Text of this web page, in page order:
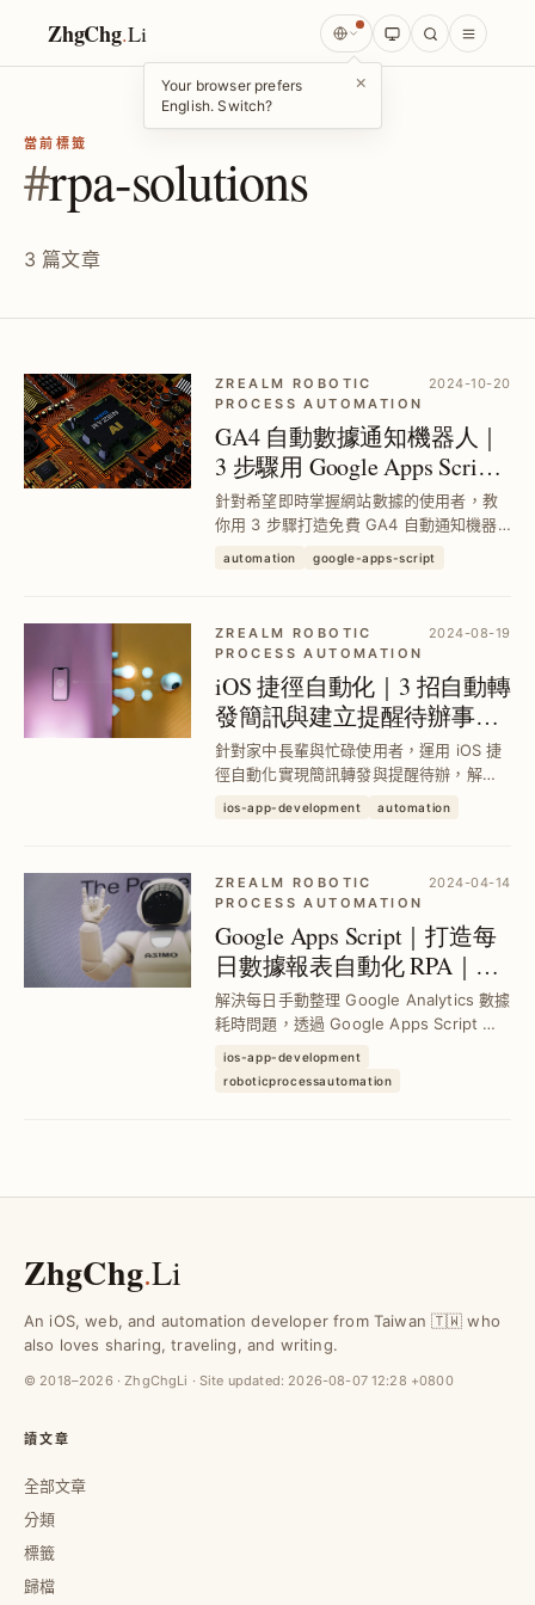
ZhgChg.Li
Your browser prefers
English. Switch?
×
當前標籤
#rpa-solutions
3 篇文章
ZREALM ROBOTIC
PROCESS AUTOMATION
2024-10-20
GA4 自動數據通知機器人｜
3 步驟用 Google Apps Script
串接 Telegram Bot
針對希望即時掌握網站數據的使用者，教
你用 3 步驟打造免費 GA4 自動通知機器
Telegram Bot，定時推送近 7 天流量與熱
automation google-apps-script
ZREALM ROBOTIC
PROCESS AUTOMATION
2024-08-19
iOS 捷徑自動化｜3 招自動轉
發簡訊與建立提醒待辦事項
教學
針對家中長輩與忙碌使用者，運用 iOS 捷
徑自動化實現簡訊轉發與提醒待辦，解決
效率與安全，輕鬆管理包裹與信用卡帳單
ios-app-development automation
ZREALM ROBOTIC
PROCESS AUTOMATION
2024-04-14
Google Apps Script｜打造每
日數據報表自動化 RPA｜快
速串接 Google Analytics 與
Google Sheet
解決每日手動整理 Google Analytics 數據
耗時問題，透過 Google Apps Script 自
數據掌握效率與準確度。
ios-app-development
roboticprocessautomation
ZhgChg.Li
An iOS, web, and automation developer from Taiwan 🇹🇼 who
also loves sharing, traveling, and writing.
© 2018–2026 · ZhgChgLi · Site updated: 2026-08-07 12:28 +0800
讀文章
全部文章
分類
標籤
歸檔